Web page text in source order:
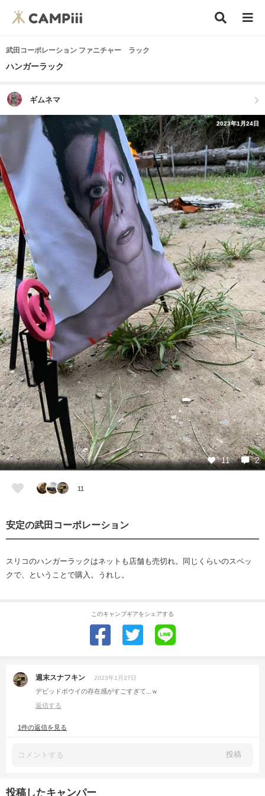
武田コーポレーション ファニチャー ラック
ハンガーラック
ギムネマ
2023年1月24日
11 2
11
安定の武田コーポレーション
スリコのハンガーラックはネットも店舗も売切れ。同じくらいのスペッ
クで、ということで購入。うれし。
このキャンプギアをシェアする
週末スナフキン 2023年1月27日
デビッドボウイの存在感がすごすぎて...ｗ
返信する
1件の返信を見る
投稿
投稿したキャンパー